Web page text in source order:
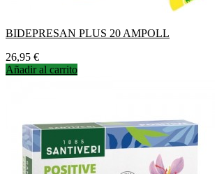
BIDEPRESAN PLUS 20 AMPOLL
Precio
26,95 €
Añadir al carrito